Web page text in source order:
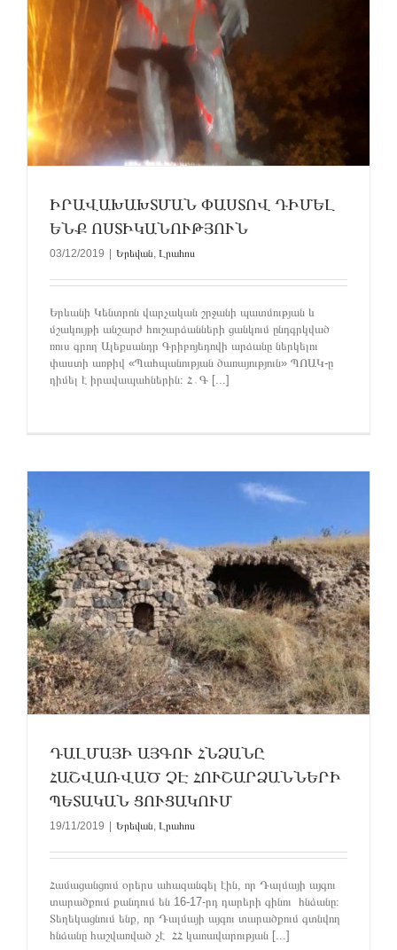
ԻՐԱՎԱԽԱԽՏՄԱՆ ՓԱՍՏՈՎ ԴԻՄԵԼ
ԵՆՔ ՈՍՏԻԿԱՆՈՒԹՅՈՒՆ
03/12/2019 Երեվան, Լրահոս
Երևանի Կենտրոն վարչական շրջանի պատմության և
մշակույթի անշարժ հուշարձանների ցանկում ընդգրկված
ռուս գրող Ալեքսանդր Գրիբոյեդովի արձանը ներկելու
փաստի առթիվ «Պահպանության ծառայություն» ՊՈԱԿ-ը
դիմել է իրավապահներին։ Հ․Գ [...]
ԴԱԼՄԱՅԻ ԱՅԳՈՒ ՀՆՁԱՆԸ
ՀԱՇՎԱՌՎԱԾ ՉԷ ՀՈՒՇԱՐՁԱՆՆԵՐԻ
ՊԵՏԱԿԱՆ ՑՈՒՑԱԿՈՒՄ
19/11/2019 | Երեվան, Լրահոս
Համացանցում օրերս ահազանգել էին, որ Դալմայի այգու
տարածքում քանդում են 16-17-րդ դարերի գինու հնձանը։
Տեղեկացնում ենք, որ Դալմայի այգու տարածքում գտնվող
հնձանը հաշվառված չէ ՀՀ կառավարության [...]